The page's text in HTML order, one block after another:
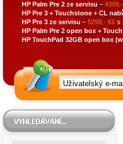
HP Palm Pre 2 ze servisu –
HP Pre 3 + Touchstone + CL
HP Pre 3 ze servisu – 5299,- Kč s
HP Palm Pre 2 open box +
HP TouchPad 32GB open box